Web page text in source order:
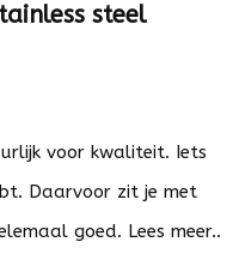
steel
voor kwaliteit. Iets
Daarvoor zit je met
goed. Lees meer..